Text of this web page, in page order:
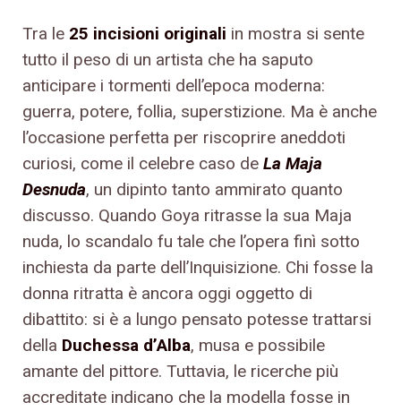
Tra le 25 incisioni originali in mostra si sente
tutto il peso di un artista che ha saputo
anticipare i tormenti dell’epoca moderna:
guerra, potere, follia, superstizione. Ma è anche
l’occasione perfetta per riscoprire aneddoti
curiosi, come il celebre caso de La Maja
Desnuda, un dipinto tanto ammirato quanto
discusso. Quando Goya ritrasse la sua Maja
nuda, lo scandalo fu tale che l’opera finì sotto
inchiesta da parte dell’Inquisizione. Chi fosse la
donna ritratta è ancora oggi oggetto di
dibattito: si è a lungo pensato potesse trattarsi
della Duchessa d’Alba, musa e possibile
amante del pittore. Tuttavia, le ricerche più
accreditate indicano che la modella fosse in